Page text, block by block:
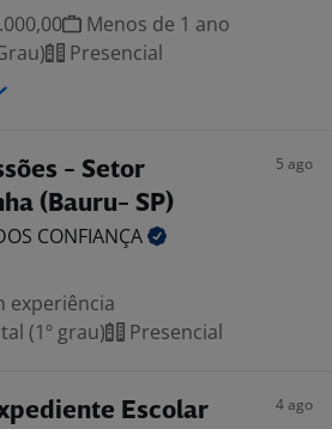
Menos de 1 ano
Presencial
- Setor
(Bauru- SP)
5 ago
CONFIANÇA
experiência
(1º grau)
Presencial
Escolar 4 ago